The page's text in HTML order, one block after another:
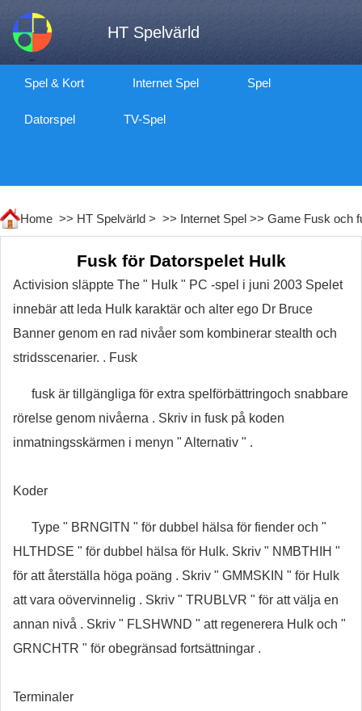
HT Spelvärld
Spel & Kort Internet Spel Spel
Datorspel TV-Spel
Home >> HT Spelvärld > >> Internet Spel >> Game Fusk och
Fusk för Datorspelet Hulk
Activision släppte The " Hulk " PC -spel i juni 2003 Spelet
innebär att leda Hulk karaktär och alter ego Dr Bruce
Banner genom en rad nivåer som kombinerar stealth och
stridsscenarier. . Fusk
fusk är tillgängliga för extra spelförbättringoch snabbare
rörelse genom nivåerna . Skriv in fusk på koden
inmatningsskärmen i menyn " Alternativ " .
Koder
Type " BRNGITN " för dubbel hälsa för fiender och "
HLTHDSE " för dubbel hälsa för Hulk. Skriv " NMBTHIH "
för att återställa höga poäng . Skriv " GMMSKIN " för Hulk
att vara oövervinnelig . Skriv " TRUBLVR " för att välja en
annan nivå . Skriv " FLSHWND " att regenerera Hulk och "
GRNCHTR " för obegränsad fortsättningar .
Terminaler